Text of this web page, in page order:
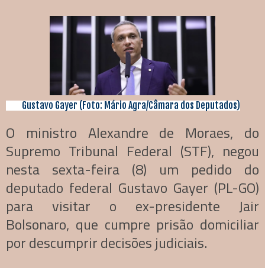
Gustavo Gayer (Foto: Mário Agra/Câmara dos Deputados)
O ministro Alexandre de Moraes, do
Supremo Tribunal Federal (STF), negou
nesta sexta-feira (8) um pedido do
deputado federal Gustavo Gayer (PL-GO)
para visitar o ex-presidente Jair
Bolsonaro, que cumpre prisão domiciliar
por descumprir decisões judiciais.